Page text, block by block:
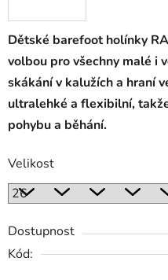
Dětské barefoot holínky
volbou pro všechny malé i
skákání v kalužích a hraní
ultralehké a flexibilní,
pohybu a běhání.
Velikost
Dostupnost
Kód: